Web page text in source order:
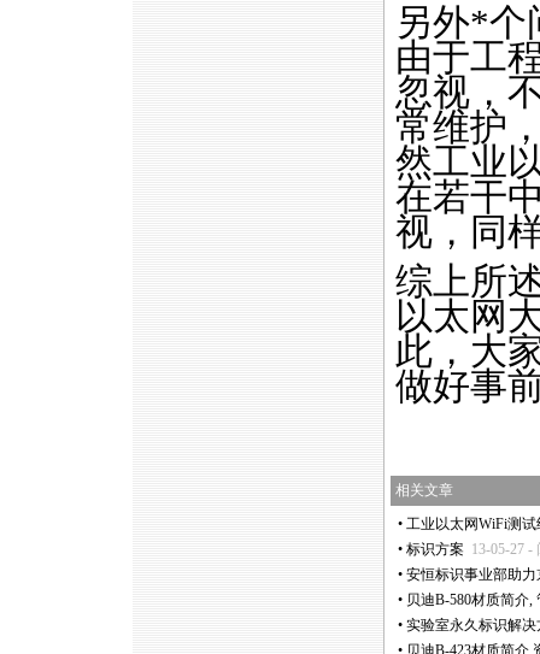
另外*个
由于工
忽视，
常维护
然工业
在若干
视，同
综上所
以太网
此，大
做好事
相关文章
• 工业以太网WiFi测试
• 标识方案 13-05-27 -
• 安恒标识事业部助
• 贝迪B-580材质简介
• 实验室永久标识解决
• 贝迪B-423材质简介